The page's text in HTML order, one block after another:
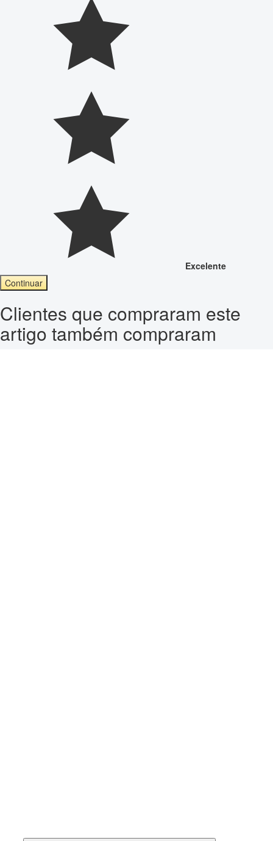
Excelente
Continuar
Clientes que compraram este
artigo também compraram